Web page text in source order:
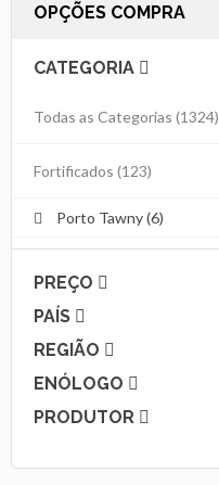
OPÇÕES COMPRA
CATEGORIA
Todas as Categorias (1324)
Fortificados (123)
Porto Tawny (6)
PREÇO
PAÍS
REGIÃO
ENÓLOGO
PRODUTOR